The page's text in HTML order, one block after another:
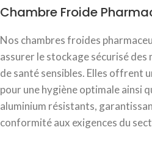
Chambre Froide
Nos chambres froides
assurer le stockage sécurisé
de santé sensibles. Elles offrent
pour une hygiène optimale ainsi
aluminium résistants,
conformité aux exigences du